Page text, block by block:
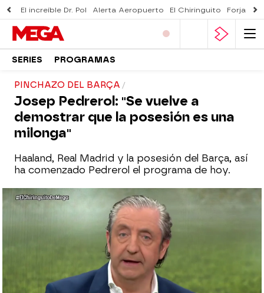
El increíble Dr. Pol Alerta Aeropuerto El Chiringuito Forjado
SERIES PROGRAMAS
PINCHAZO DEL BARÇA
Josep Pedrerol: "Se vuelve a
demostrar que la posesión es una
milonga"
Haaland, Real Madrid y la posesión del Barça, así
ha comenzado Pedrerol el programa de hoy.
El Chiringuito
Madrid